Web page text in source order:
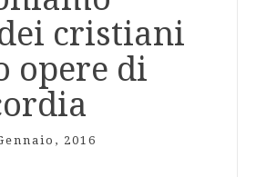
cristiani
opere di
2016